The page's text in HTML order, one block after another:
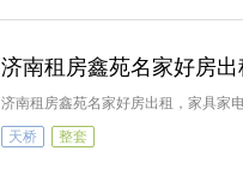
济南租房鑫苑名家好房
济南租房鑫苑名家好房出租，家具家
天桥
整套